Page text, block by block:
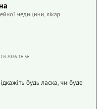
медицини, лікар
16:36
будь ласка, чи буде